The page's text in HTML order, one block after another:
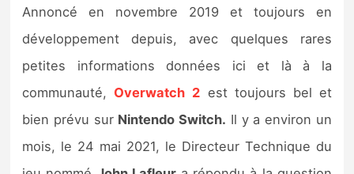
Tests de jeux
Tests d’accessoires
Autres tests
Previews
Annoncé en novembre 2019 et toujours en
développement depuis, avec quelques rares
petites informations données ici et là à la
communauté, Overwatch 2 est toujours bel et
bien prévu sur Nintendo Switch. Il y a environ un
mois, le 24 mai 2021, le Directeur Technique du